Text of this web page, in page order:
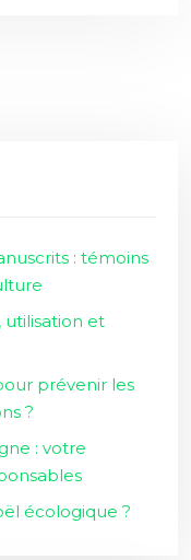
: témoins
utilisation et
prévenir les
?
: votre
écologique ?